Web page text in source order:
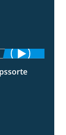
2:15